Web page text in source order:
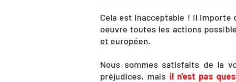
Cela est inacceptable ! Il
oeuvre toutes les actions
et européen.
Nous sommes satisfaits de la
préjudices, mais il n'est pas